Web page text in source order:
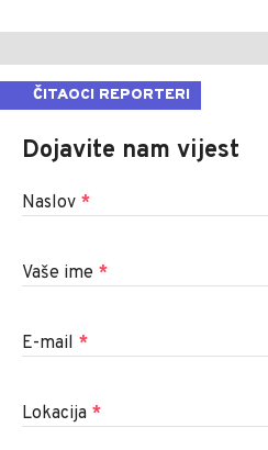
ČITAOCI REPORTERI
Dojavite nam vijest
Naslov *
Vaše ime *
E-mail *
Lokacija *